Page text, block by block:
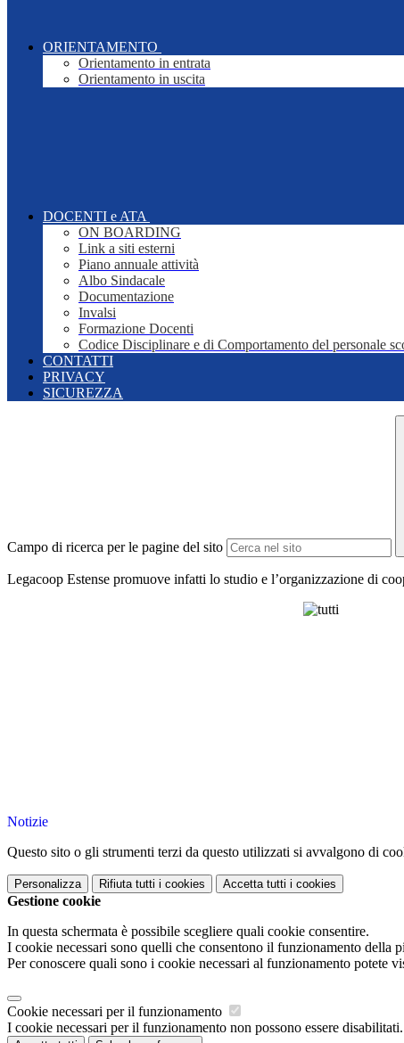
ORIENTAMENTO
Orientamento in entrata
Orientamento in uscita
DOCENTI e ATA
ON BOARDING
Link a siti esterni
Piano annuale attività
Albo Sindacale
Documentazione
Invalsi
Formazione Docenti
Codice Disciplinare e di Comportamento del personale
CONTATTI
PRIVACY
SICUREZZA
Campo di ricerca per le pagine del sito
Legacoop Estense promuove infatti lo studio e l’organizzazione di
Notizie
Questo sito o gli strumenti terzi da questo utilizzati si avvalgono di
Personalizza Rifiuta tutti i cookies Accetta tutti i cookies
Gestione cookie
In questa schermata è possibile scegliere quali cookie consentire.
I cookie necessari sono quelli che consentono il funzionamento della
Per conoscere quali sono i cookie necessari al funzionamento potete
Cookie necessari per il funzionamento
I cookie necessari per il funzionamento non possono essere